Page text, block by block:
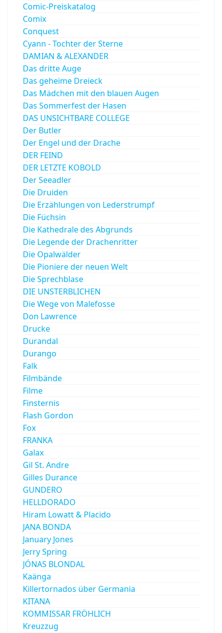
Comic-Preiskatalog
Comix
Conquest
Cyann - Tochter der Sterne
DAMIAN & ALEXANDER
Das dritte Auge
Das geheime Dreieck
Das Mädchen mit den blauen Augen
Das Sommerfest der Hasen
DAS UNSICHTBARE COLLEGE
Der Butler
Der Engel und der Drache
DER FEIND
DER LETZTE KOBOLD
Der Seeadler
Die Druiden
Die Erzählungen von Lederstrumpf
Die Füchsin
Die Kathedrale des Abgrunds
Die Legende der Drachenritter
Die Opalwälder
Die Pioniere der neuen Welt
Die Sprechblase
DIE UNSTERBLICHEN
Die Wege von Malefosse
Don Lawrence
Drucke
Durandal
Durango
Falk
Filmbände
Filme
Finsternis
Flash Gordon
Fox
FRANKA
Galax
Gil St. Andre
Gilles Durance
GUNDERO
HELLDORADO
Hiram Lowatt & Placido
JANA BONDA
January Jones
Jerry Spring
JÓNAS BLONDAL
Kaänga
Killertornados über Germania
KITANA
KOMMISSAR FRÖHLICH
Kreuzzug